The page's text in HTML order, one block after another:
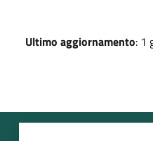
Ultimo aggiornamento: 1